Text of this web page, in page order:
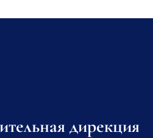
дирекция